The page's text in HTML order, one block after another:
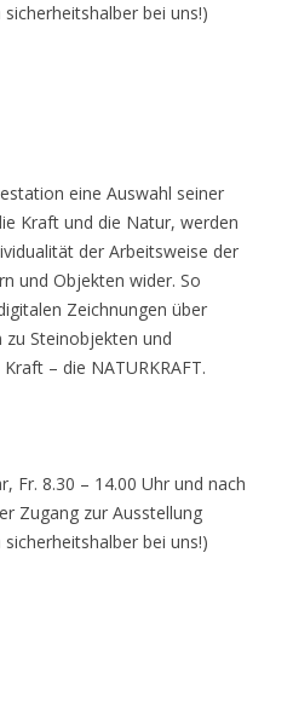
bei uns!)
eine Auswahl seiner
Kraft und die Natur, werden
der Arbeitsweise der
und Objekten wider. So
Zeichnungen über
Steinobjekten und
– die NATURKRAFT.
Fr. 8.30 – 14.00 Uhr und nach
Zugang zur Ausstellung
bei uns!)